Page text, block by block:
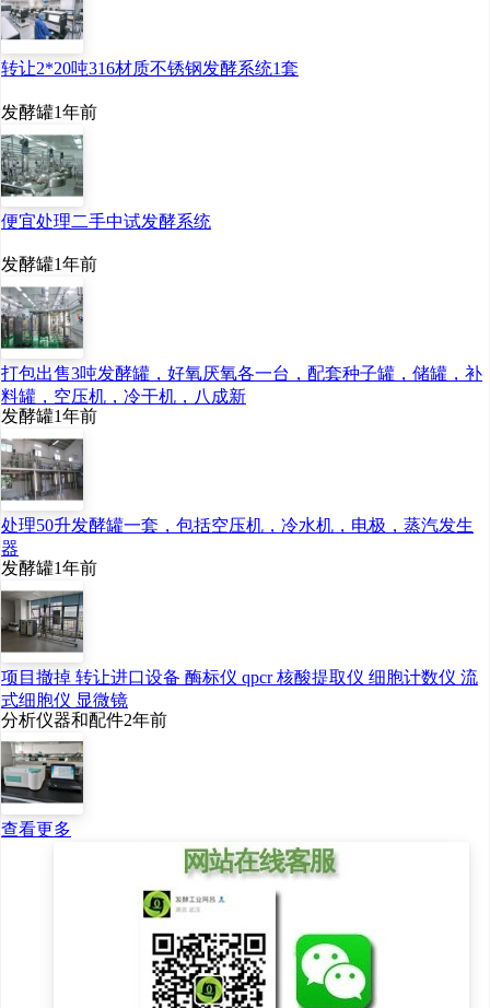
转让2*20吨316材质不锈钢发酵系统1套
发酵罐1年前
便宜处理二手中试发酵系统
发酵罐1年前
打包出售3吨发酵罐，好氧厌氧各一台，配套种子罐，储罐，补
料罐，空压机，冷干机，八成新
发酵罐1年前
处理50升发酵罐一套，包括空压机，冷水机，电极，蒸汽发生
器
发酵罐1年前
项目撤掉 转让进口设备 酶标仪 qpcr 核酸提取仪 细胞计数仪 流
式细胞仪 显微镜
分析仪器和配件2年前
查看更多